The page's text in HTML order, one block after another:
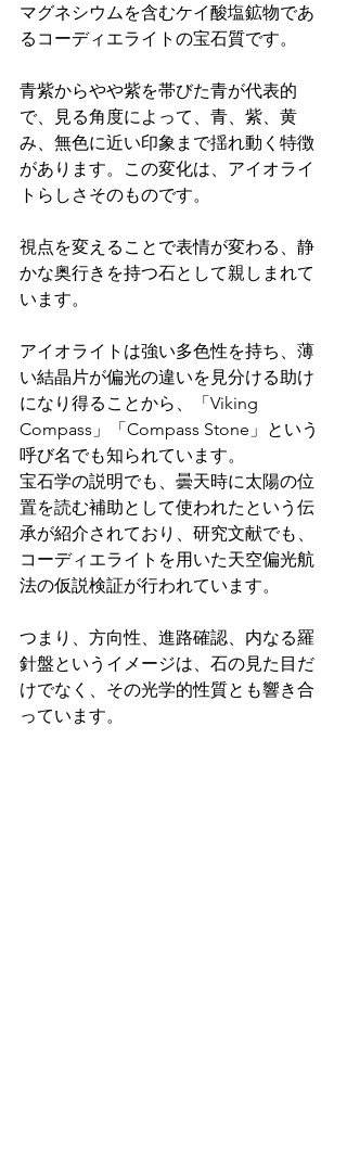
マグネシウムを含むケイ酸塩鉱物であ
るコーディエライトの宝石質です。
青紫からやや紫を帯びた青が代表的
で、見る角度によって、青、紫、黄
み、無色に近い印象まで揺れ動く特徴
があります。この変化は、アイオライ
トらしさそのものです。
視点を変えることで表情が変わる、静
かな奥行きを持つ石として親しまれて
います。
アイオライトは強い多色性を持ち、薄
い結晶片が偏光の違いを見分ける助け
になり得ることから、「Viking
Compass」「Compass Stone」という
呼び名でも知られています。
宝石学の説明でも、曇天時に太陽の位
置を読む補助として使われたという伝
承が紹介されており、研究文献でも、
コーディエライトを用いた天空偏光航
法の仮説検証が行われています。
つまり、方向性、進路確認、内なる羅
針盤というイメージは、石の見た目だ
けでなく、その光学的性質とも響き合
っています。